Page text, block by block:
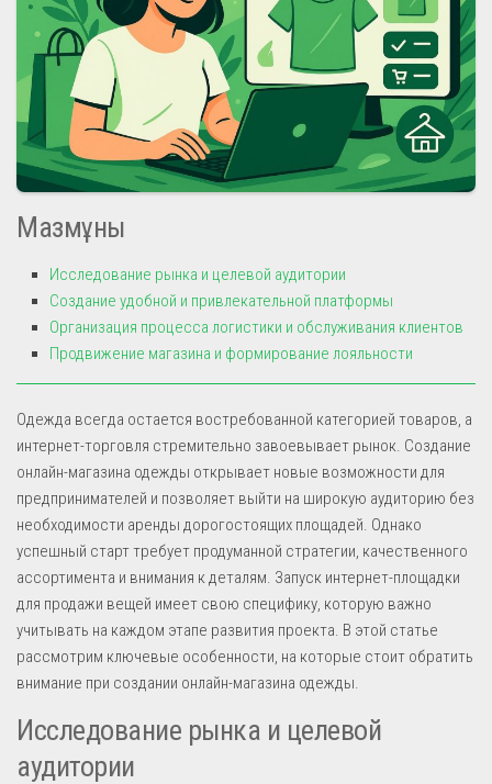
Мазмұны
Исследование рынка и целевой аудитории
Создание удобной и привлекательной платформы
Организация процесса логистики и обслуживания клиентов
Продвижение магазина и формирование лояльности
Одежда всегда остается востребованной категорией товаров, а
интернет-торговля стремительно завоевывает рынок. Создание
онлайн-магазина одежды открывает новые возможности для
предпринимателей и позволяет выйти на широкую аудиторию без
необходимости аренды дорогостоящих площадей. Однако
успешный старт требует продуманной стратегии, качественного
ассортимента и внимания к деталям. Запуск интернет-площадки
для продажи вещей имеет свою специфику, которую важно
учитывать на каждом этапе развития проекта. В этой статье
рассмотрим ключевые особенности, на которые стоит обратить
внимание при создании онлайн-магазина одежды.
Исследование рынка и целевой
аудитории